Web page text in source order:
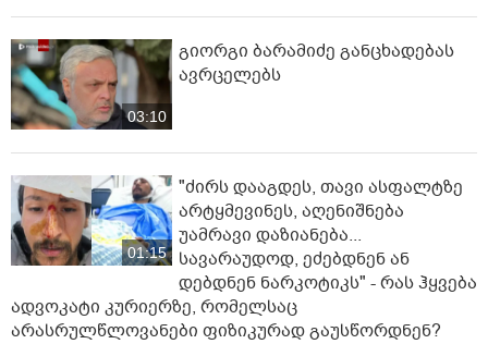
03:10
გიორგი ბარამიძე განცხადებას
ავრცელებს
01:15
"ძირს დააგდეს, თავი ასფალტზე
არტყმევინეს, აღენიშნება
უამრავი დაზიანება...
სავარაუდოდ, ეძებდნენ ან
დებდნენ ნარკოტიკს" - რას ჰყვება
ადვოკატი კურიერზე, რომელსაც
არასრულწლოვანები ფიზიკურად გაუსწორდნენ?